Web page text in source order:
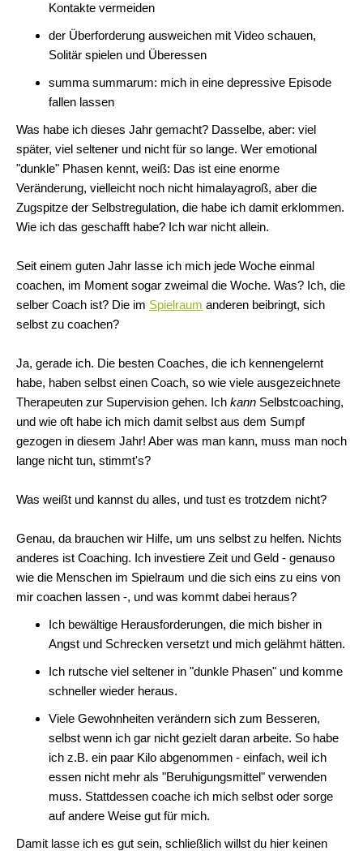
Kontakte vermeiden
der Überforderung ausweichen mit Video schauen,
Solitär spielen und Überessen
summa summarum: mich in eine depressive Episode
fallen lassen
Was habe ich dieses Jahr gemacht? Dasselbe, aber: viel
später, viel seltener und nicht für so lange. Wer emotional
"dunkle" Phasen kennt, weiß: Das ist eine enorme
Veränderung, vielleicht noch nicht himalayagroß, aber die
Zugspitze der Selbstregulation, die habe ich damit erklommen.
Wie ich das geschafft habe? Ich war nicht allein.
Seit einem guten Jahr lasse ich mich jede Woche einmal
coachen, im Moment sogar zweimal die Woche. Was? Ich, die
selber Coach ist? Die im Spielraum anderen beibringt, sich
selbst zu coachen?
Ja, gerade ich. Die besten Coaches, die ich kennengelernt
habe, haben selbst einen Coach, so wie viele ausgezeichnete
Therapeuten zur Supervision gehen. Ich kann Selbstcoaching,
und wie oft habe ich mich damit selbst aus dem Sumpf
gezogen in diesem Jahr! Aber was man kann, muss man noch
lange nicht tun, stimmt's?
Was weißt und kannst du alles, und tust es trotzdem nicht?
Genau, da brauchen wir Hilfe, um uns selbst zu helfen. Nichts
anderes ist Coaching. Ich investiere Zeit und Geld - genauso
wie die Menschen im Spielraum und die sich eins zu eins von
mir coachen lassen -, und was kommt dabei heraus?
Ich bewältige Herausforderungen, die mich bisher in
Angst und Schrecken versetzt und mich gelähmt hätten.
Ich rutsche viel seltener in "dunkle Phasen" und komme
schneller wieder heraus.
Viele Gewohnheiten verändern sich zum Besseren,
selbst wenn ich gar nicht gezielt daran arbeite. So habe
ich z.B. ein paar Kilo abgenommen - einfach, weil ich
essen nicht mehr als "Beruhigungsmittel" verwenden
muss. Stattdessen coache ich mich selbst oder sorge
auf andere Weise gut für mich.
Damit lasse ich es gut sein, schließlich willst du hier keinen